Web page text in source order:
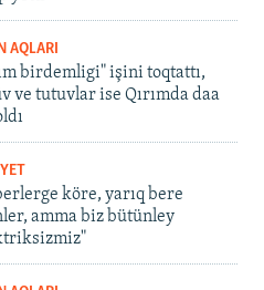
AQLARI
birdemligi" işini toqtattı,
ve tutuvlar ise Qırımda daa
köre, yarıq bere
amma biz bütünley